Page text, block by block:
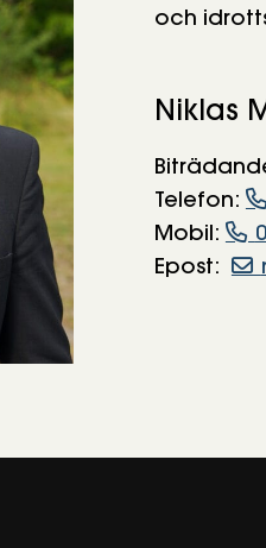
och
Niklas
Telefon:
Mobil:
Epost: